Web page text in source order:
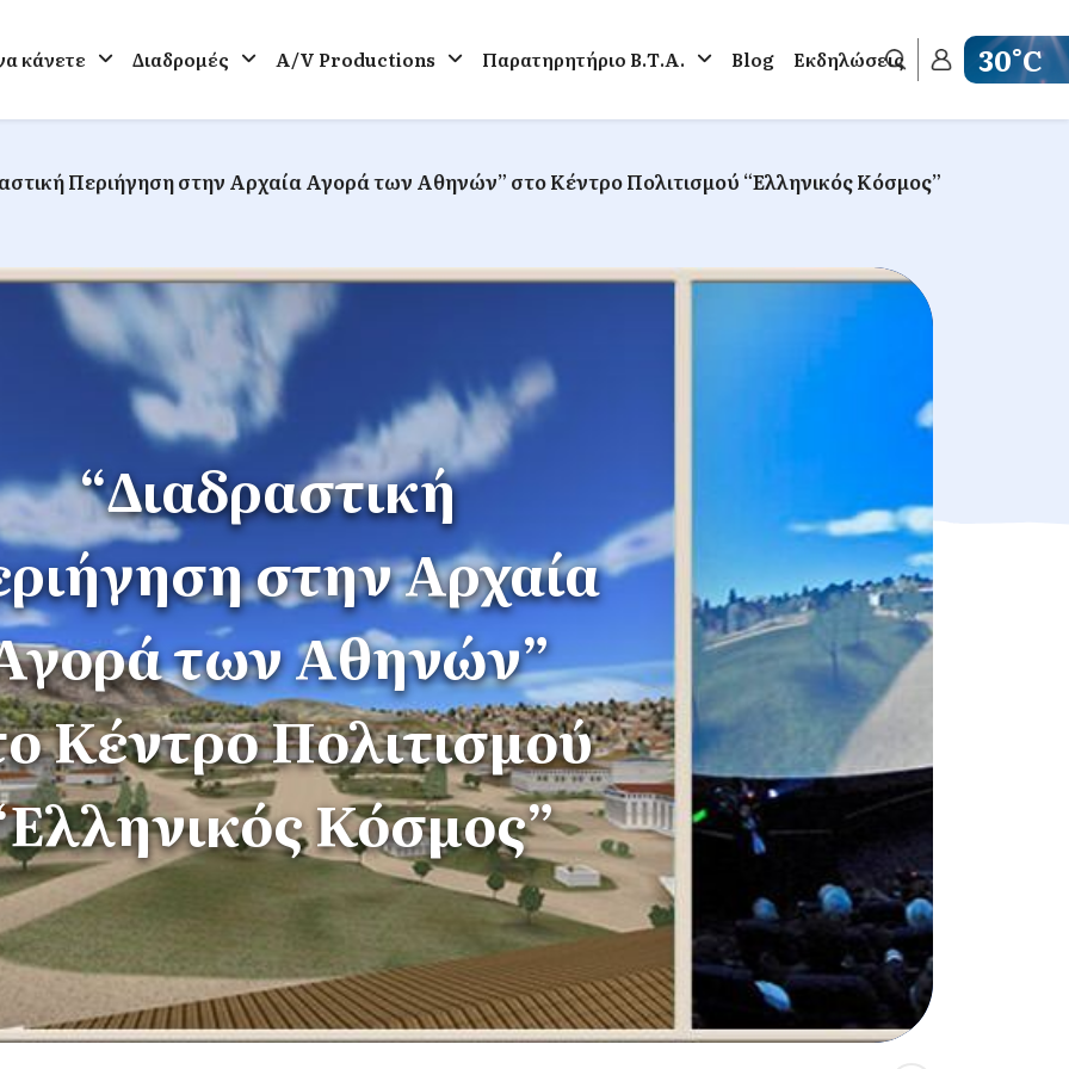
κάνετε Διαδρομές A/V Productions Παρατηρητήριο Β.Τ.Α. Blog Εκδηλώσεις 30°C
Get
Περιήγηση στην Αρχαία Αγορά των Αθηνών” στο Κέντρο Πολιτισμού “Ελληνικός Κόσμος”
“Διαδραστική
στην Αρχαία
των Αθηνών”
Κέντρο Πολιτισμού
Κόσμος”